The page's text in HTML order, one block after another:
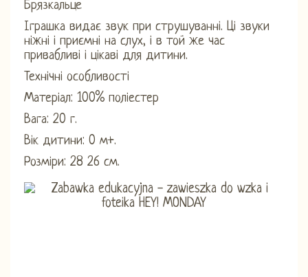
Брязкальце
Іграшка видає звук при струшуванні. Ці звуки
ніжні і приємні на слух, і в той же час
привабливі і цікаві для дитини.
Технічні особливості
Матеріал: 100% поліестер
Вага: 20 г.
Вік дитини: 0 м+.
Розміри: 28 26 см.